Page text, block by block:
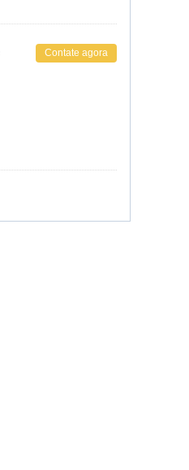
Contate agora